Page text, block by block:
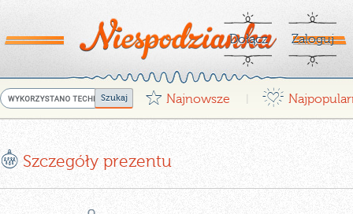
Dołącz Zaloguj
G Najnowsze ¤
E Szczegóły prezentu